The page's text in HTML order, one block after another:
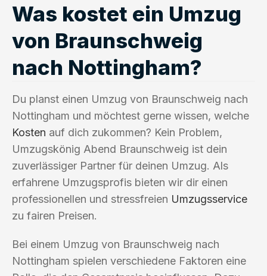
Was kostet ein Umzug
von Braunschweig
nach Nottingham?
Du planst einen Umzug von Braunschweig nach
Nottingham und möchtest gerne wissen, welche
Kosten auf dich zukommen? Kein Problem,
Umzugskönig Abend Braunschweig ist dein
zuverlässiger Partner für deinen Umzug. Als
erfahrene Umzugsprofis bieten wir dir einen
professionellen und stressfreien Umzugsservice
zu fairen Preisen.
Bei einem Umzug von Braunschweig nach
Nottingham spielen verschiedene Faktoren eine